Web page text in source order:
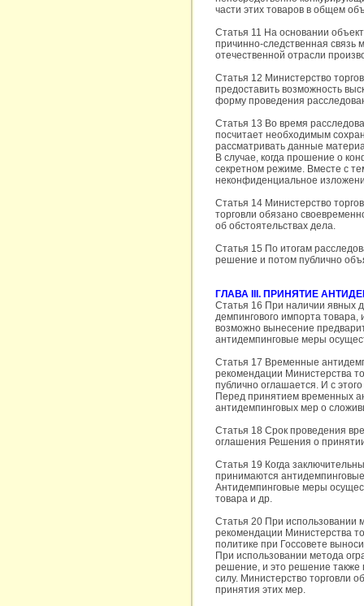
части этих товаров в общем
Статья 11 На основании
причинно-следственная
отечественной отрасли
Статья 12 Министерство
предоставить возможность
форму проведения
Статья 13 Во время
посчитает необходимым
рассматривать данные
В случае, когда прошение о
секретном режиме. Вместе с
неконфиденциальное
Статья 14 Министерство
торговли обязано
об обстоятельствах дела.
Статья 15 По итогам
решение и потом публично
ГЛАВА III. ПРИНЯТИЕ
Статья 16 При наличии явных
демпингового импорта товара,
возможно вынесение
антидемпинговые меры
Статья 17 Временные
рекомендации Министерства
публично оглашается. И с
Перед принятием временных
антидемпинговых мер о
Статья 18 Срок проведения
оглашения Решения о
Статья 19 Когда
принимаются
Антидемпинговые меры
товара и др.
Статья 20 При использовании
рекомендации Министерства
политике при Госсовете
При использовании метода
решение, и это решение также
силу. Министерство торговли
принятия этих мер.